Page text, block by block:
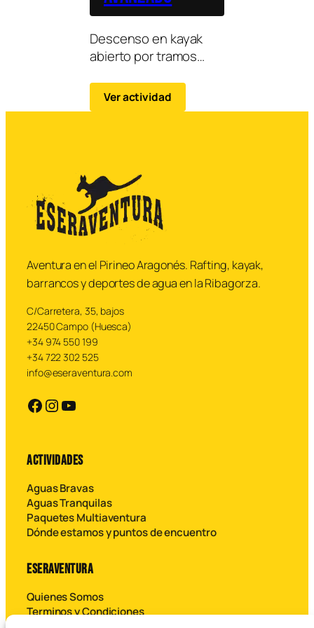
Descenso en kayak
abierto por tramos
para quienes ya
dominan las maniobras
Ver actividad
Aventura en el Pirineo Aragonés. Rafting, kayak,
barrancos y deportes de agua en la Ribagorza.
C/Carretera, 35, bajos
22450 Campo (Huesca)
+34 974 550 199
+34 722 302 525
info@eseraventura.com
https://facebook.com https://instagram.com YouTube
ACTIVIDADES
Aguas Bravas
Aguas Tranquilas
Paquetes Multiaventura
Dónde estamos y puntos de encuentro
ESERAVENTURA
Quienes Somos
Terminos y Condiciones